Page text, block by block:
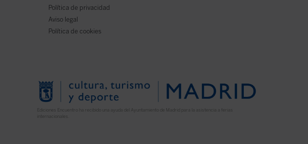
Política de privacidad
Aviso legal
Política de cookies
Ediciones Encuentro ha recibido una ayuda del Ayuntamiento de Madrid para la asistencia a ferias